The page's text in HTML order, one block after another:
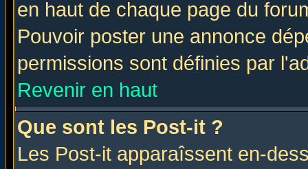
en haut de chaque page du
Pouvoir poster une annonce
permissions sont définies par
Revenir en haut
Que sont les Post-it ?
Les Post-it apparaîssent en-